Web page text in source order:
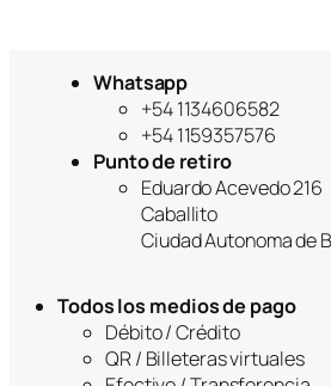
Whatsapp
+54 1134606582
+54 1159357576
Punto de retiro
Eduardo Acevedo 216
Caballito
Ciudad Autonoma de
Todos los medios de pago
Débito / Crédito
QR / Billeteras virtuales